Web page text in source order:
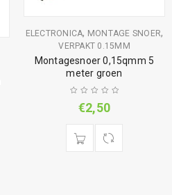
ELECTRONICA, MONTAGE SNOER,
VERPAKT 0.15MM
Montagesnoer 0,15qmm 5
meter groen
€2,50